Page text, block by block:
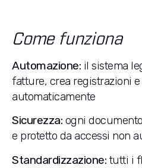
Come funziona
Automazione: il sistema
fatture, crea registrazioni
automaticamente
Sicurezza: ogni
e protetto da accessi non
Standardizzazione: tutti i